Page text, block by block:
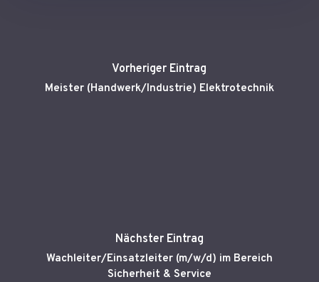
Vorheriger Eintrag
Meister (Handwerk/Industrie) Elektrotechnik
Nächster Eintrag
Wachleiter/Einsatzleiter (m/w/d) im Bereich
Sicherheit & Service